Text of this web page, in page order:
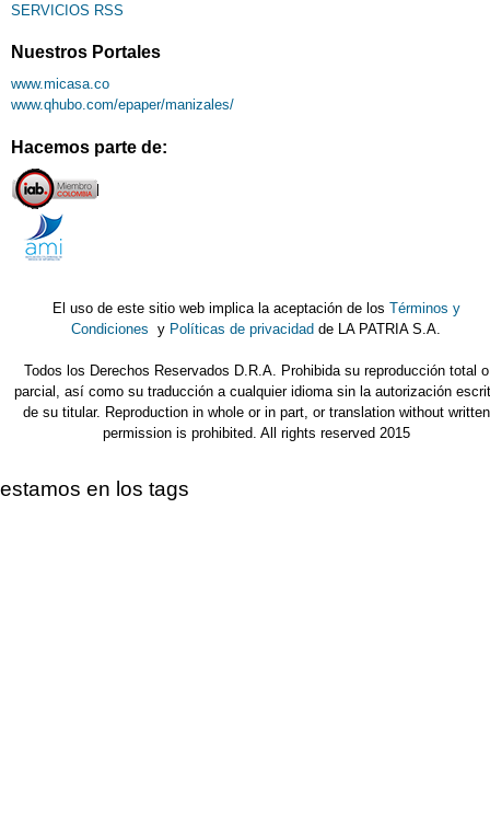
SERVICIOS RSS
Nuestros Portales
www.micasa.co
www.qhubo.com/epaper/manizales/
Hacemos parte de:
El uso de este sitio web implica la aceptación de los Términos y
Condiciones y Políticas de privacidad de LA PATRIA S.A.
Todos los Derechos Reservados D.R.A. Prohibida su reproducción total o
parcial, así como su traducción a cualquier idioma sin la autorización
de su titular. Reproduction in whole or in part, or translation without written
permission is prohibited. All rights reserved 2015
estamos en los tags